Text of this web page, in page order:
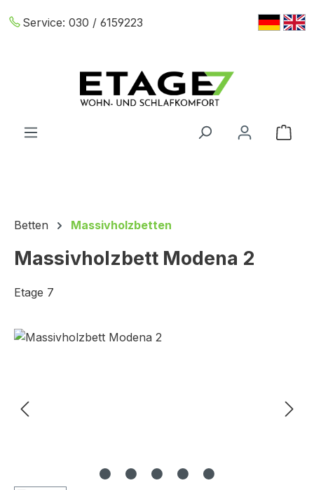
Zum Hauptinhalt springen
Service: 030 / 6159223
Betten Massivholzbetten
Massivholzbett Modena 2
Etage 7
Bildergalerie überspringen